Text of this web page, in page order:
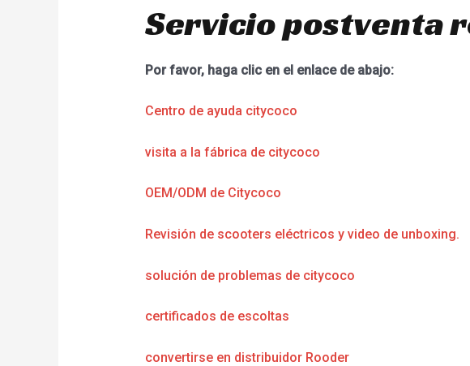
Servicio postventa
Por favor, haga clic en el enlace de abajo:
Centro de ayuda citycoco
visita a la fábrica de citycoco
OEM/ODM de Citycoco
Revisión de scooters eléctricos y video de unboxing.
solución de problemas de citycoco
certificados de escoltas
convertirse en distribuidor Rooder